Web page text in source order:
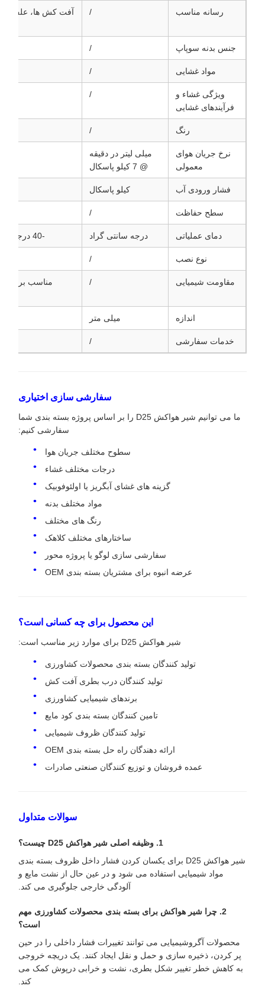
رسانه مناسب /
آفت کش ها، علف کش
جنس بدنه سوپاپ /
مواد غشایی /
ویژگی غشاء و
فرآیندهای غشایی
/
رنگ /
نرخ جریان هوای
معمولی
میلی لیتر در دقیقه
@ 7 کیلو پاسکال
فشار ورودی آب کیلو پاسکال
سطح حفاظت /
دمای عملیاتی درجه سانتی گراد -40 درجه سانتیگراد تا 125 درجه سانتیگراد
نوع نصب /
مقاومت شیمیایی / مناسب برای
اندازه میلی متر
خدمات سفارشی /
سفارشی سازی اختیاری
ما می توانیم شیر هواکش D25 را بر اساس پروژه بسته بندی شما
سفارشی کنیم:
سطوح مختلف جریان هوا
درجات مختلف غشاء
گزینه های غشای آبگریز یا اولئوفوبیک
مواد مختلف بدنه
رنگ های مختلف
ساختارهای مختلف کلاهک
سفارشی سازی لوگو یا پروژه محور
عرضه انبوه برای مشتریان بسته بندی OEM
این محصول برای چه کسانی است؟
شیر هواکش D25 برای موارد زیر مناسب است:
تولید کنندگان بسته بندی محصولات کشاورزی
تولید کنندگان درب بطری آفت کش
برندهای شیمیایی کشاورزی
تامین کنندگان بسته بندی کود مایع
تولید کنندگان ظروف شیمیایی
ارائه دهندگان راه حل بسته بندی OEM
عمده فروشان و توزیع کنندگان صنعتی صادرات
سوالات متداول
1. وظیفه اصلی شیر هواکش D25 چیست؟
شیر هواکش D25 برای یکسان کردن فشار داخل ظروف بسته بندی
مواد شیمیایی استفاده می شود و در عین حال از نشت مایع و
آلودگی خارجی جلوگیری می کند.
2. چرا شیر هواکش برای بسته بندی محصولات کشاورزی مهم
است؟
محصولات آگروشیمیایی می توانند تغییرات فشار داخلی را در حین
پر کردن، ذخیره سازی و حمل و نقل ایجاد کنند. یک دریچه خروجی
به کاهش خطر تغییر شکل بطری، نشت و خرابی درپوش کمک می
کند.